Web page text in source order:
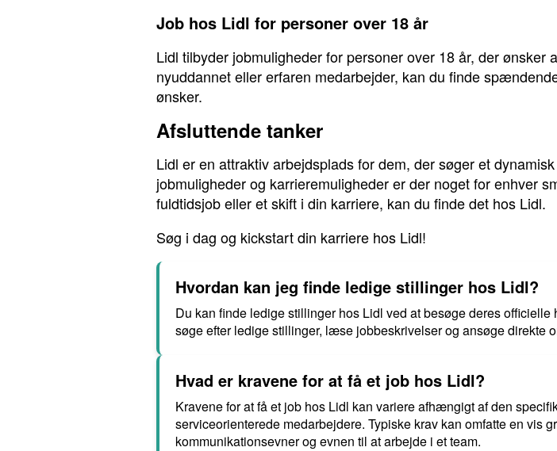
Job hos Lidl for personer over 18 år
Lidl tilbyder jobmuligheder for personer over 18 år, der
nyuddannet eller erfaren medarbejder, kan du finde
ønsker.
Afsluttende tanker
Lidl er en attraktiv arbejdsplads for dem, der søger et
jobmuligheder og karrieremuligheder er der noget for enhver
fuldtidsjob eller et skift i din karriere, kan du finde det hos Lidl.
Søg i dag og kickstart din karriere hos Lidl!
Hvordan kan jeg finde ledige stillinger hos Lidl?
Du kan finde ledige stillinger hos Lidl ved at besøge deres
søge efter ledige stillinger, læse jobbeskrivelser og ansøge direkte
Hvad er kravene for at få et job hos Lidl?
Kravene for at få et job hos Lidl kan variere afhængigt af den
serviceorienterede medarbejdere. Typiske krav kan omfatte en vis
kommunikationsevner og evnen til at arbejde i et team.